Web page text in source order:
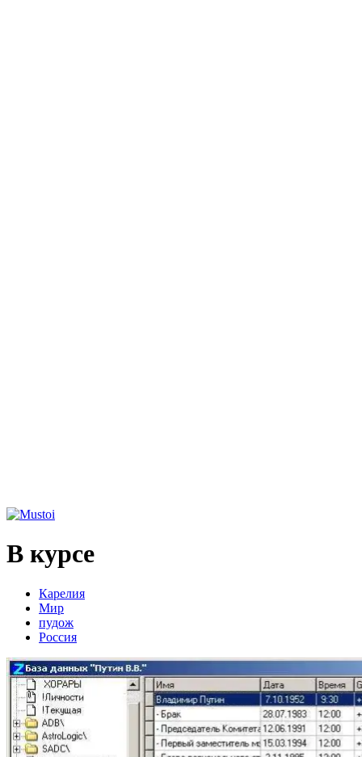
В курсе
Карелия
Мир
пудож
Россия